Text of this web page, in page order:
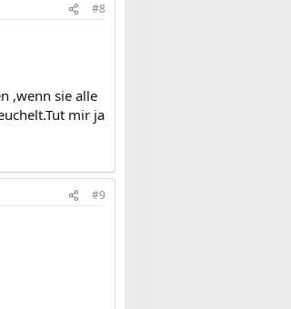
#8
,wenn sie alle
mir ja
#9